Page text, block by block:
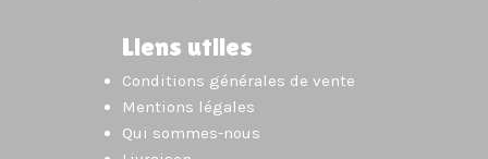
Liens utiles
Conditions générales de vente
Mentions légales
Qui sommes-nous